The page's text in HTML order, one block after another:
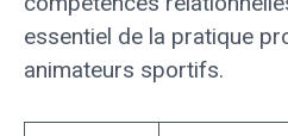
essentiel de la pratique
animateurs sportifs.